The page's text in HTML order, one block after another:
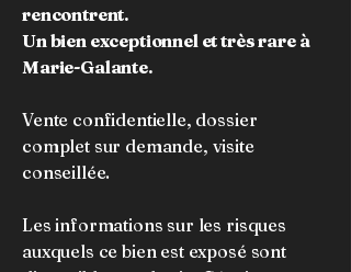
rencontrent.
Un bien exceptionnel et très rare à
Marie-Galante.
Vente confidentielle, dossier
complet sur demande, visite
conseillée.
Les informations sur les risques
auxquels ce bien est exposé sont